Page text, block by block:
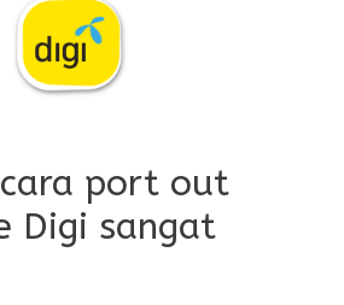
port out
Digi sangat